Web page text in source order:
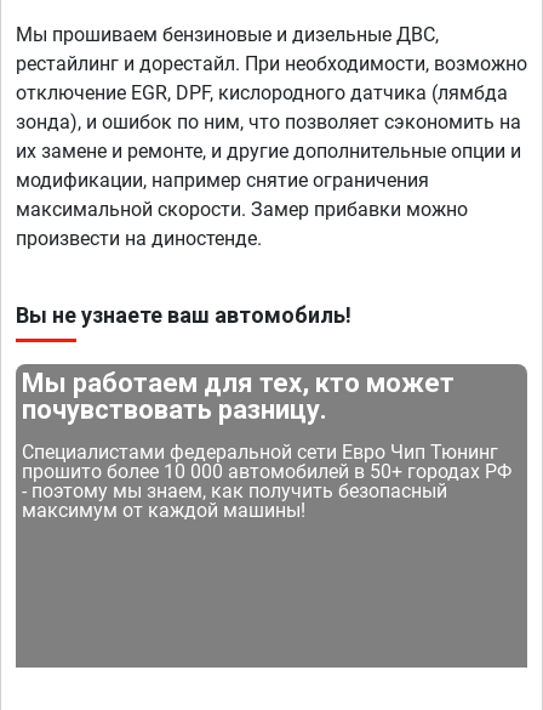
Мы прошиваем бензиновые и дизельные ДВС,
рестайлинг и дорестайл. При необходимости, возможно
отключение EGR, DPF, кислородного датчика (лямбда
зонда), и ошибок по ним, что позволяет сэкономить на
их замене и ремонте, и другие дополнительные опции и
модификации, например снятие ограничения
максимальной скорости. Замер прибавки можно
произвести на диностенде.
Вы не узнаете ваш автомобиль!
Мы работаем для тех, кто может
почувствовать разницу.
Специалистами федеральной сети Евро Чип Тюнинг
прошито более 10 000 автомобилей в 50+ городах РФ
- поэтому мы знаем, как получить безопасный
максимум от каждой машины!